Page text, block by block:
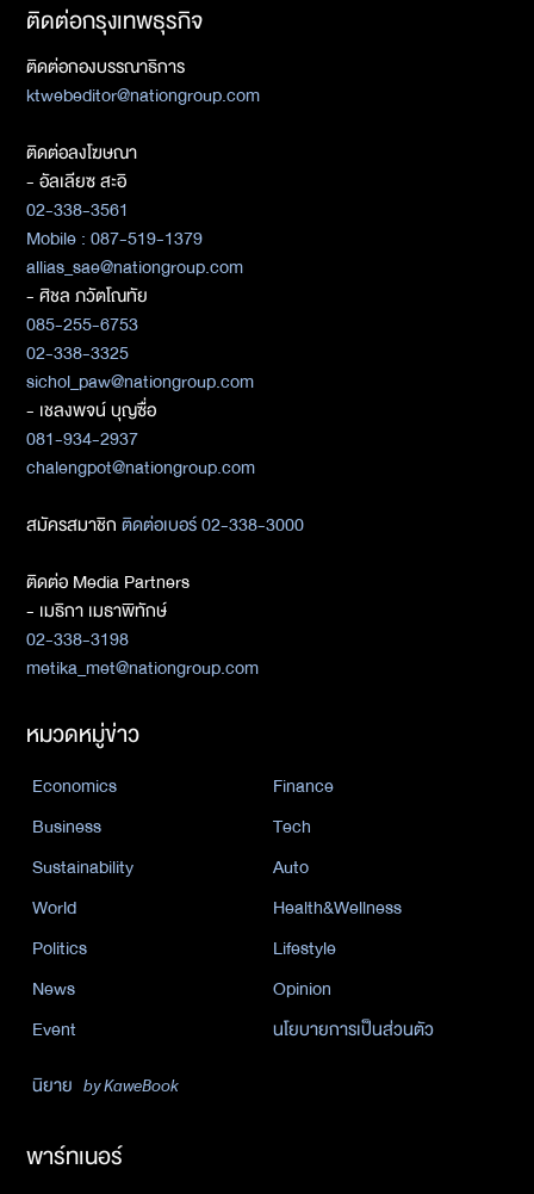
ติดต่อกรุงเทพธุรกิจ
ติดต่อกองบรรณาธิการ
ktwebeditor@nationgroup.com
ติดต่อลงโฆษณา
- อัลเลียซ สะอิ
02-338-3561
Mobile : 087-519-1379
allias_sae@nationgroup.com
- ศิชล ภวัตโณทัย
085-255-6753
02-338-3325
sichol_paw@nationgroup.com
- เชลงพจน์ บุญซื่อ
081-934-2937
chalengpot@nationgroup.com
สมัครสมาชิกติดต่อเบอร์ 02-338-3000
ติดต่อ Media Partners
- เมธิกา เมธาพิทักษ์
02-338-3198
metika_met@nationgroup.com
หมวดหมู่ข่าว
Economics
Finance
Business
Tech
Sustainability
Auto
World
Health&Wellness
Politics
Lifestyle
News
Opinion
Event
นโยบายการเป็นส่วนตัว
นิยาย by KaweBook
พาร์ทเนอร์